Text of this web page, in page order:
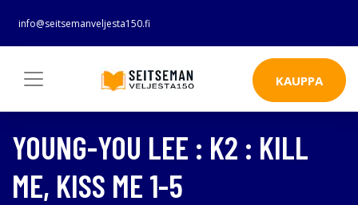
info@seitsemanveljesta150.fi
KAUPPA
YOUNG-YOU LEE : K2 : KILL
ME, KISS ME 1-5